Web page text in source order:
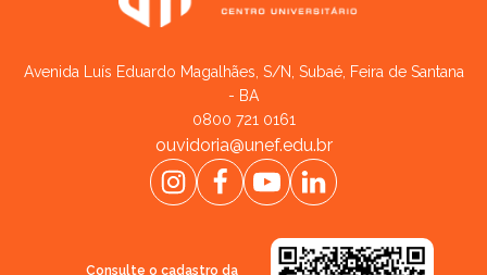
Avenida Luís Eduardo Magalhães, S/N, Subaé, Feira de Santana
- BA
0800 721 0161
ouvidoria@unef.edu.br
Consulte o cadastro da